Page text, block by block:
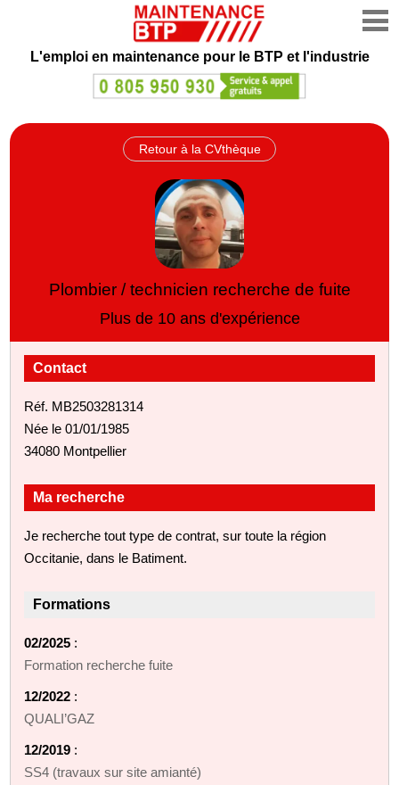
L'emploi en maintenance pour le BTP et l'industrie
Retour à la CVthèque
Plombier / technicien recherche de fuite
Plus de 10 ans d'expérience
Contact
Réf. MB2503281314
Née le 01/01/1985
34080 Montpellier
Ma recherche
Je recherche tout type de contrat, sur toute la région
Occitanie, dans le Batiment.
Formations
02/2025 :
Formation recherche fuite
12/2022 :
QUALI’GAZ
12/2019 :
SS4 (travaux sur site amianté)